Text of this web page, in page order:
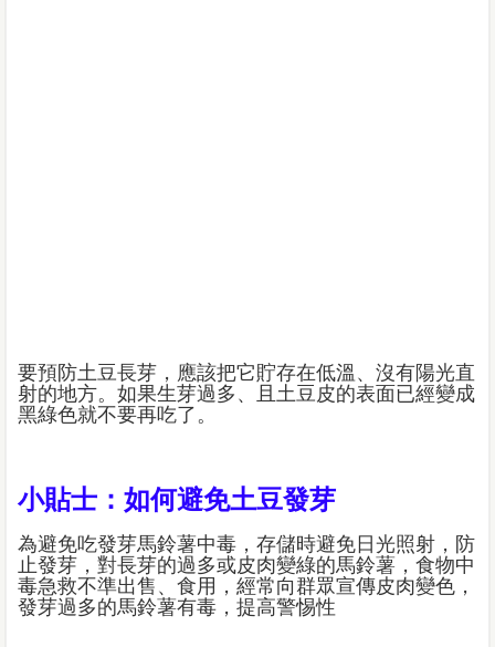
要預防土豆長芽，應該把它貯存在低溫、沒有陽光直
射的地方。如果生芽過多、且土豆皮的表面已經變成
黑綠色就不要再吃了。
小貼士：如何避免土豆發芽
為避免吃發芽馬鈴薯中毒，存儲時避免日光照射，防
止發芽，對長芽的過多或皮肉變綠的馬鈴薯，食物中
毒急救不準出售、食用，經常向群眾宣傳皮肉變色，
發芽過多的馬鈴薯有毒，提高警惕性